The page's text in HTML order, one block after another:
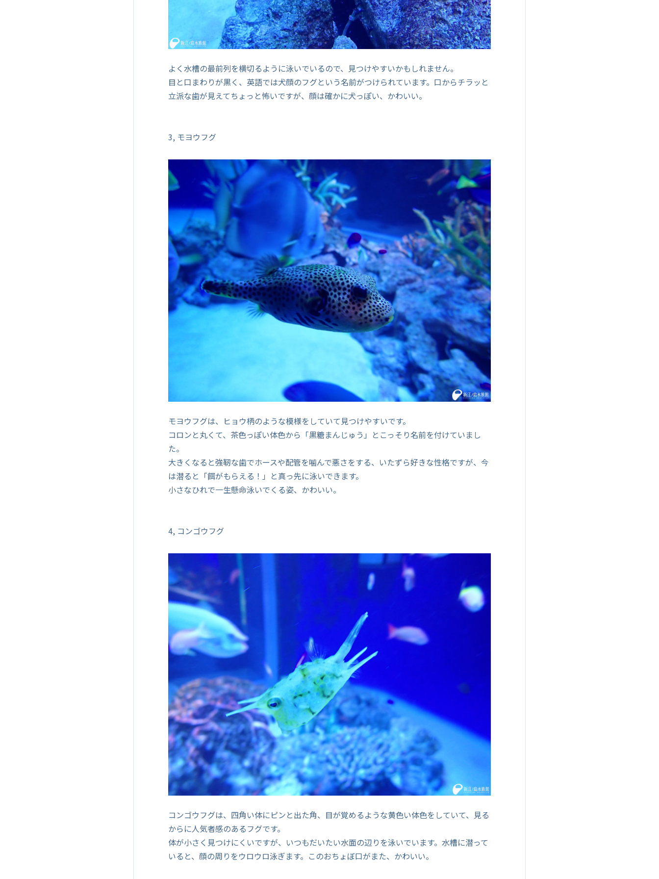
よく水槽の最前列を横切るように泳いでいるので、見つけやすいかもしれません。
目と口まわりが黒く、英語では犬顔のフグという名前がつけられています。口からチラッと
立派な歯が見えてちょっと怖いですが、顔は確かに犬っぽい、かわいい。
3, モヨウフグ
モヨウフグは、ヒョウ柄のような模様をしていて見つけやすいです。
コロンと丸くて、茶色っぽい体色から「黒糖まんじゅう」とこっそり名前を付けていまし
た。
大きくなると強靭な歯でホースや配管を噛んで悪さをする、いたずら好きな性格ですが、今
は潜ると「餌がもらえる！」と真っ先に泳いできます。
小さなひれで一生懸命泳いでくる姿、かわいい。
4, コンゴウフグ
コンゴウフグは、四角い体にピンと出た角、目が覚めるような黄色い体色をしていて、見る
からに人気者感のあるフグです。
体が小さく見つけにくいですが、いつもだいたい水面の辺りを泳いでいます。水槽に潜って
いると、顔の周りをウロウロ泳ぎます。このおちょぼ口がまた、かわいい。